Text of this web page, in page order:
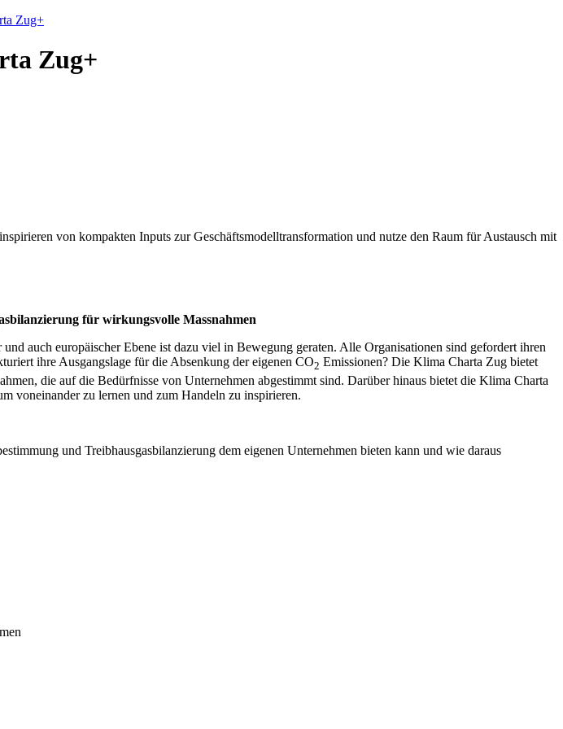
Zug+
Zug+
von kompakten Inputs zur Geschäftsmodelltransformation und nutze den Raum für Austausch mit
für wirkungsvolle Massnahmen
auch europäischer Ebene ist dazu viel in Bewegung geraten. Alle Organisationen sind gefordert ihren
ihre Ausgangslage für die Absenkung der eigenen CO2 Emissionen? Die Klima Charta Zug bietet
die auf die Bedürfnisse von Unternehmen abgestimmt sind. Darüber hinaus bietet die Klima Charta
voneinander zu lernen und zum Handeln zu inspirieren.
und Treibhausgasbilanzierung dem eigenen Unternehmen bieten kann und wie daraus